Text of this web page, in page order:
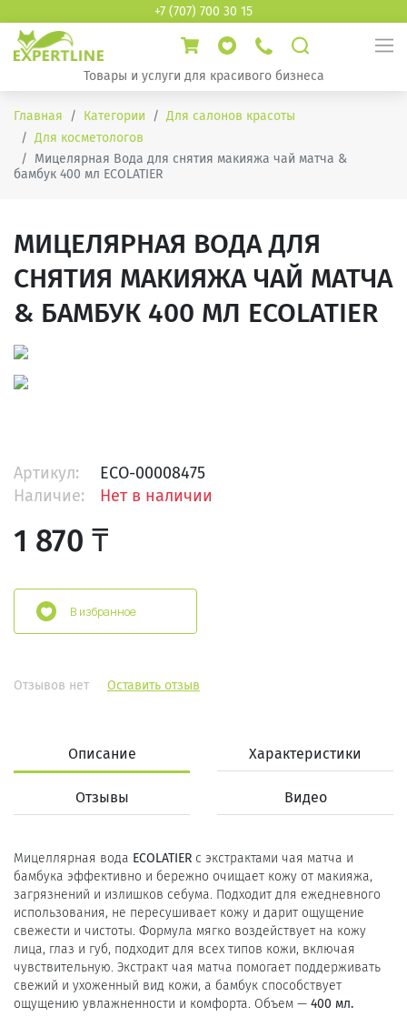
+7 (707) 700 30 15
Товары и услуги для красивого бизнеса
Главная Категории
Для салонов красоты
Для косметологов
Мицелярная Вода для снятия макияжа чай матча &
бамбук 400 мл ECOLATIER
МИЦЕЛЯРНАЯ ВОДА ДЛЯ
СНЯТИЯ МАКИЯЖА ЧАЙ МАТЧА
& БАМБУК 400 МЛ ECOLATIER
Артикул:
ECO-00008475
Наличие:
Нет в наличии
1 870 ₸
В избранное
Отзывов нет Оставить отзыв
Описание Характеристики
Отзывы Видео
Мицеллярная вода ECOLATIER с экстрактами чая матча и
бамбука эффективно и бережно очищает кожу от макияжа,
загрязнений и излишков себума. Подходит для ежедневного
использования, не пересушивает кожу и дарит ощущение
свежести и чистоты. Формула мягко воздействует на кожу
лица, глаз и губ, подходит для всех типов кожи, включая
чувствительную. Экстракт чая матча помогает поддерживать
свежий и ухоженный вид кожи, а бамбук способствует
ощущению увлажненности и комфорта. Объем — 400 мл.